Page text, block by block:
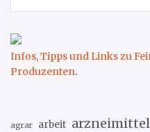
Infos, Tipps und Links zu
Produzenten.
agrar arbeit arzneimittel